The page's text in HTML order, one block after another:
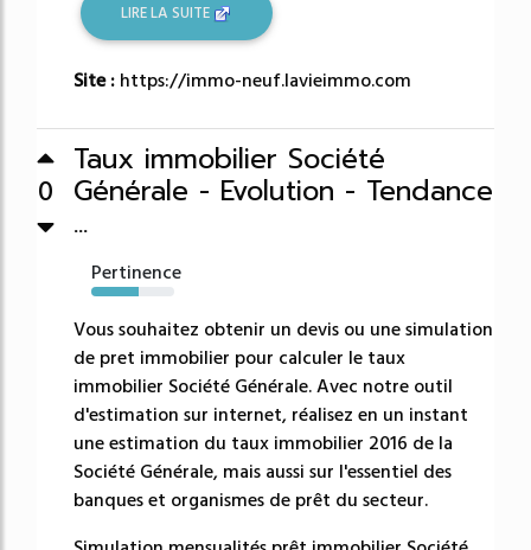
LIRE LA SUITE
Site : https://immo-neuf.lavieimmo.com
0
Taux immobilier Société
Générale - Evolution - Tendance
...
Pertinence
57%
Vous souhaitez obtenir un devis ou une simulation
de pret immobilier pour calculer le taux
immobilier Société Générale. Avec notre outil
d'estimation sur internet, réalisez en un instant
une estimation du taux immobilier 2016 de la
Société Générale, mais aussi sur l'essentiel des
banques et organismes de prêt du secteur.